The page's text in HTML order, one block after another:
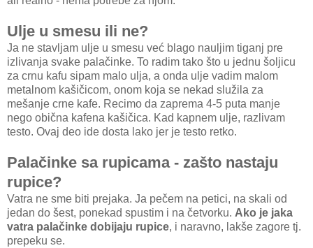
Ulje u smesu ili ne?
Ja ne stavljam ulje u smesu već blago nauljim tiganj pre
izlivanja svake palačinke. To radim tako što u jednu šoljicu
za crnu kafu sipam malo ulja, a onda ulje vadim malom
metalnom kašičicom, onom koja se nekad služila za
mešanje crne kafe. Recimo da zaprema 4-5 puta manje
nego obična kafena kašičica. Kad kapnem ulje, razlivam
testo. Ovaj deo ide dosta lako jer je testo retko.
Palačinke sa rupicama - zašto nastaju
rupice?
Vatra ne sme biti prejaka. Ja pečem na petici, na skali od
jedan do šest, ponekad spustim i na četvorku. Ako je jaka
vatra palačinke dobijaju rupice, i naravno, lakše zagore tj.
prepeku se.